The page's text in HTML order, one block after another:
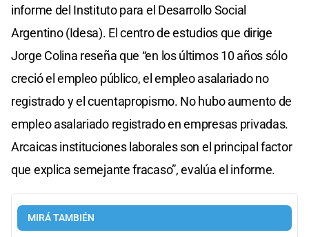
informe del Instituto para el Desarrollo Social
Argentino (Idesa). El centro de estudios que dirige
Jorge Colina reseña que “en los últimos 10 años sólo
creció el empleo público, el empleo asalariado no
registrado y el cuentapropismo. No hubo aumento de
empleo asalariado registrado en empresas privadas.
Arcaicas instituciones laborales son el principal factor
que explica semejante fracaso”, evalúa el informe.
MIRÁ TAMBIÉN